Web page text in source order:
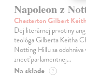
Napoleon z
Chesterton Gilbert Keith
Dej literárnej prvotiny
teológa Gilberta Keitha
Notting Hillu sa
zriecť parlamentnej…
Na sklade ?